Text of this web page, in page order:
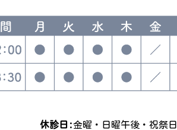
休診日:金曜・日曜午後・祝祭日